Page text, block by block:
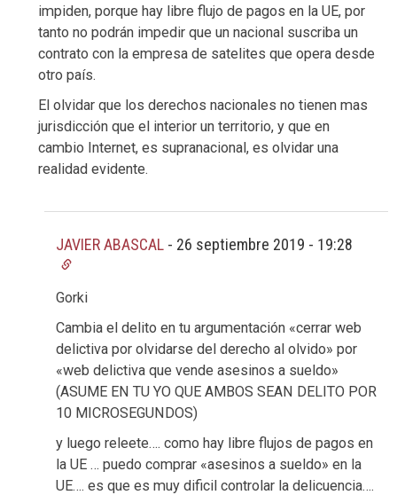
impiden, porque hay libre flujo de pagos en la UE, por
tanto no podrán impedir que un nacional suscriba un
contrato con la empresa de satelites que opera desde
otro país.
El olvidar que los derechos nacionales no tienen mas
jurisdicción que el interior un territorio, y que en
cambio Internet, es supranacional, es olvidar una
realidad evidente.
JAVIER ABASCAL - 26 septiembre 2019 - 19:28
Gorki
Cambia el delito en tu argumentación «cerrar web
delictiva por olvidarse del derecho al olvido» por
«web delictiva que vende asesinos a sueldo»
(ASUME EN TU YO QUE AMBOS SEAN DELITO POR
10 MICROSEGUNDOS)
y luego releete…. como hay libre flujos de pagos en
la UE … puedo comprar «asesinos a sueldo» en la
UE…. es que es muy dificil controlar la delicuencia….